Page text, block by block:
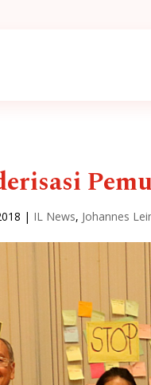
| IL News, Johannes